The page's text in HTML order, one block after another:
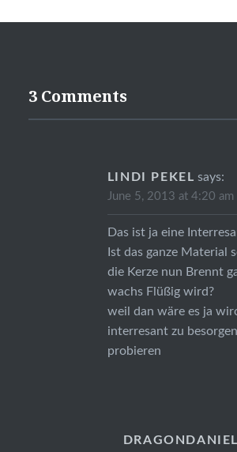
3 Comments
LINDI PEKEL says:
June 5, 2013 at 4:20 am
Das ist ja eine
Ist das ganze Material
die Kerze nun Brennt
wachs Flüßig wird?
weil dan wäre es ja
interresant zu
probieren